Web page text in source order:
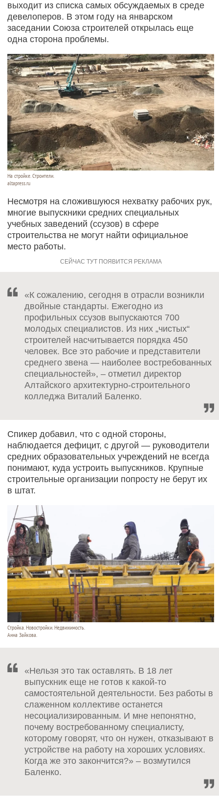
выходит из списка самых обсуждаемых в среде
девелоперов. В этом году на январском
заседании Союза строителей открылась еще
одна сторона проблемы.
На стройке. Строители.
altapress.ru
Несмотря на сложившуюся нехватку рабочих рук,
многие выпускники средних специальных
учебных заведений (ссузов) в сфере
строительства не могут найти официальное
место работы.
«К сожалению, сегодня в отрасли возникли
двойные стандарты. Ежегодно из
профильных ссузов выпускаются 700
молодых специалистов. Из них „чистых“
строителей насчитывается порядка 450
человек. Все это рабочие и представители
среднего звена — наиболее востребованных
специальностей», – отметил директор
Алтайского архитектурно-строительного
колледжа Виталий Баленко.
Спикер добавил, что с одной стороны,
наблюдается дефицит, с другой — руководители
средних образовательных учреждений не всегда
понимают, куда устроить выпускников. Крупные
строительные организации попросту не берут их
в штат.
Стройка. Новостройки. Недвижимость.
Анна Зайкова.
«Нельзя это так оставлять. В 18 лет
выпускник еще не готов к какой-то
самостоятельной деятельности. Без работы в
слаженном коллективе останется
несоциализированным. И мне непонятно,
почему востребованному специалисту,
которому говорят, что он нужен, отказывают в
устройстве на работу на хороших условиях.
Когда же это закончится?» – возмутился
Баленко.